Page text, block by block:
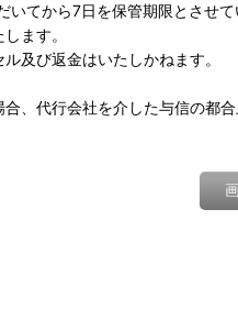
てから7日を保管期限とさせて
ます。
及び返金はいたしかねます。
代行会社を介した与信の都